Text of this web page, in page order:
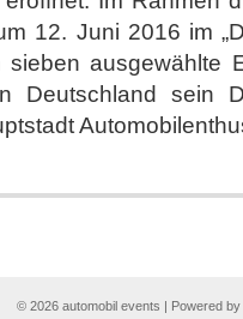
12. Juni 2016 im
sieben ausgewählte
Deutschland sein
© 2026 automobil events | Powered by